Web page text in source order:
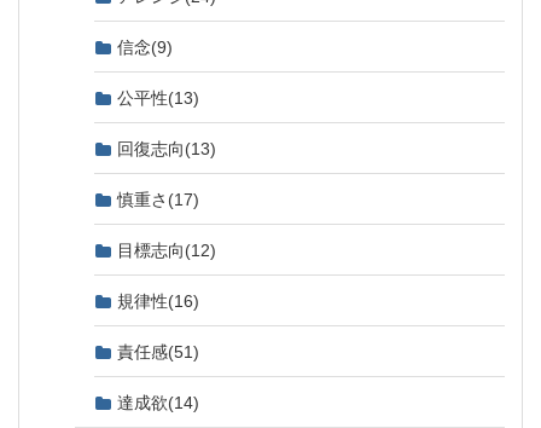
信念(9)
公平性(13)
回復志向(13)
慎重さ (17)
目標志向(12)
規律性(16)
責任感(51)
達成欲(14)